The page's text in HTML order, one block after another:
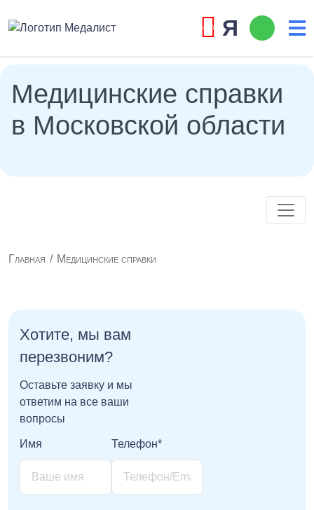
4,9/5 Я
Медицинские справки
в Московской области
Главная Медицинские справки
Хотите, мы вам
перезвоним?
Оставьте заявку и мы
ответим на все ваши
вопросы
Имя Телефон*